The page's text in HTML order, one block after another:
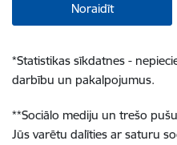
Noraidīt
*Statistikas sīkdatnes -
darbību un pakalpojumus.
**Sociālo mediju un trešo
Jūs varētu dalīties ar saturu